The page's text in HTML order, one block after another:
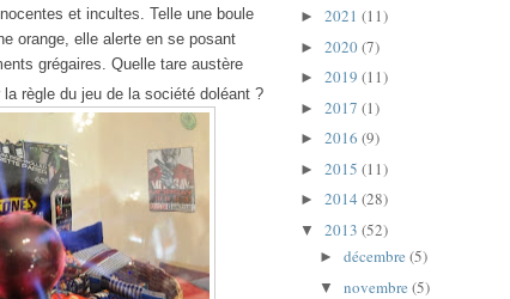
et incultes. Telle une boule
orange, elle alerte en se posant
grégaires. Quelle tare austère
règle du jeu de la société doléant ?
► 2021 (11)
► 2020(7)
► 2019 (11)
► 2017 (1)
► 2016 (9)
► 2015 (11)
► 2014 (28)
▼ 2013 (52)
► décembre (5)
▼ novembre (5)